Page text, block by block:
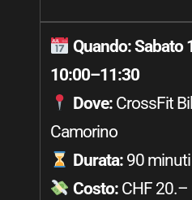
Quando:Sabato
10:00–11:30
Dove:CrossFit
Camorino
Durata:90 minuti
Costo:CHF 20.–